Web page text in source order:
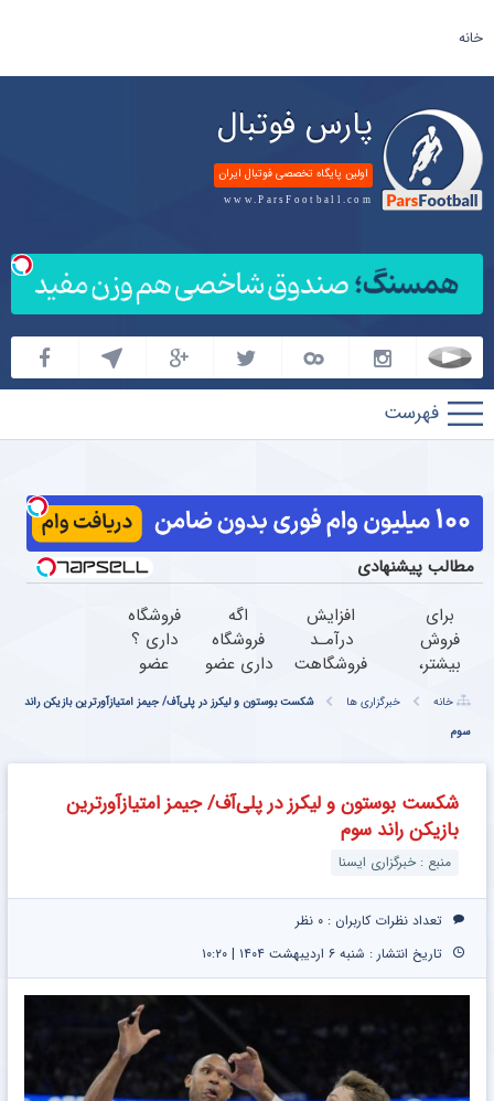
خانه
پارس فوتبال
اولین پایگاه تخصصی فوتبال ایران
www.ParsFootball.com
پارس
فوتبال
مطالب پیشنهادی
برای
فروش
بیشتر،
حالا
اقدام
کن (
نام
کن )
افزایش
درآمـد
فروشگاهت
کن
اگه
فروشگاه
داری عضو
دیجی پی
فروش رو
بالا ببر
فروشگاه
داری ؟
عضو
میلیارد
خانه خبرگزاری ها
شکست بوستون و لیکرز در پلی‌آف/ جیمز امتیازآورترین بازیکن راند
سوم
شکست بوستون و لیکرز در پلی‌آف/ جیمز امتیازآورترین
بازیکن راند سوم
منبع : خبرگزاری ایسنا
تعداد نظرات کاربران : ۰ نظر
تاریخ انتشار : شنبه ۶ اردیبهشت ۱۴۰۴ | ۱۰:۲۰